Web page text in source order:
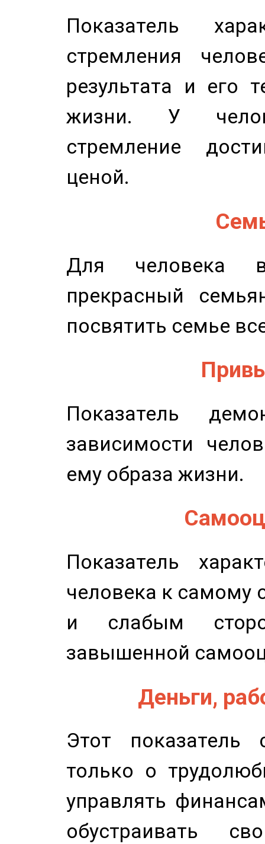
Показатель
стремления
результата и его
жизни. У
стремление
ценой.
Для человека
прекрасный
посвятить семье
Показатель
зависимости
ему образа жизни.
Показатель
человека к самому
и слабым
завышенной
Деньги,
Этот показатель
только о
управлять
обустраивать